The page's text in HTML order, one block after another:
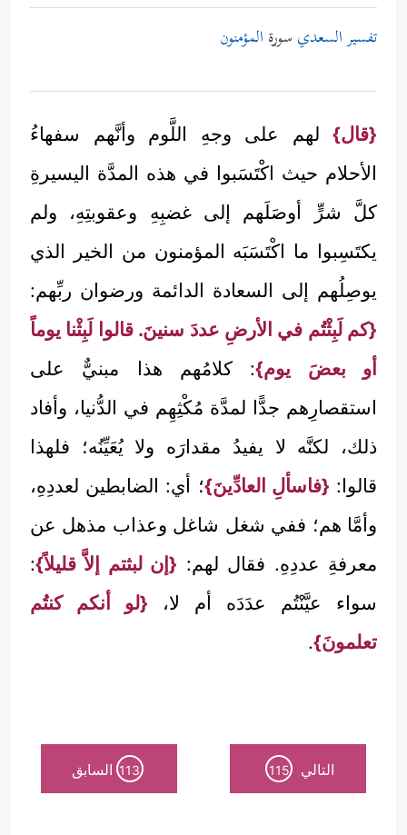
تفسير السعدي سورة المؤمنون
{قال} لهم على وجهِ اللَّوم وأنَّهم سفهاءُ
الأحلام حيث اكْتَسَبوا في هذه المدَّة اليسيرةِ
كلَّ شرٍّ أوصَلَهم إلى غضبِهِ وعقوبتِهِ، ولم
يكتَسِبوا ما اكْتَسَبَه المؤمنون من الخير الذي
يوصِلُهم إلى السعادة الدائمة ورضوان ربِّهم:
{كم لَبِثْتُم في الأرضِ عددَ سنينَ. قالوا لَبِثْنا يوماً
أو بعضَ يوم}: كلامُهم هذا مبنيٌّ على
استقصارِهم جدًّا لمدَّة مُكْثِهِم في الدُّنيا، وأفاد
ذلك، لكنَّه لا يفيدُ مقدارَه ولا يُعَيِّنُه؛ فلهذا
قالوا: {فاسألِ العادِّينَ}؛ أي: الضابطين لعددِهِ،
وأمَّا هم؛ ففي شغل شاغل وعذاب مذهل عن
معرفةِ عددِهِ. فقال لهم: {إن لبثتم إلاَّ قليلاً}:
سواء عيَّنْتُم عدَدَه أم لا، {لو أنكم كنتُم
تعلمونَ}.
التالي 115
113 السابق